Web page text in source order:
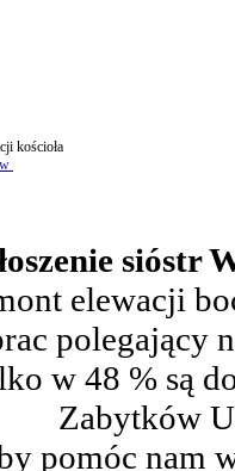
kościoła
sióstr
elewacji
polegający
w 48 % są
Zabytków
pomóc nam